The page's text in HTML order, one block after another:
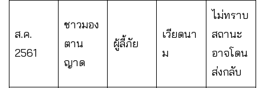
ส.ค.
2561
ชาวมอง
ตาน
ญาด
ผู้ลี้ภัย
เวียดนา
ม
ไม่ทราบ
สถานะ
อาจโดน
ส่งกลับ